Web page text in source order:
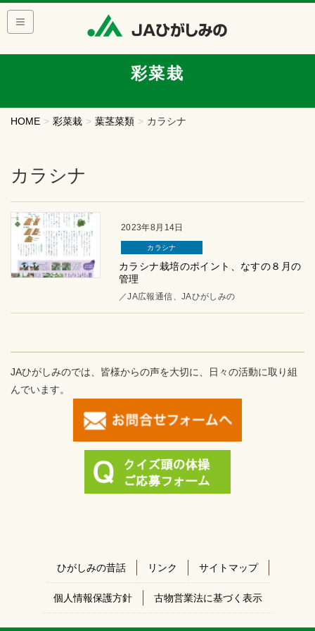
彩菜栽
HOME 彩菜栽 葉茎菜類 カラシナ
カラシナ
2023年8月14日
カラシナ
カラシナ栽培のポイント、なすの８月の
管理
／JA広報通信、JAひがしみの
JAひがしみのでは、皆様からの声を大切に、日々の活動に取り組
んでいます。
ひがしみの昔話 リンク サイトマップ
個人情報保護方針 古物営業法に基づく表示